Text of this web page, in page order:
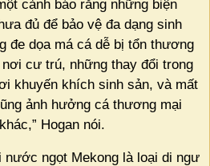
cảnh báo rằng những biện
đủ để bảo vệ đa dạng sinh
đe dọa má cá dễ bị tổn thương
cư trú, những thay đổi trong
khuyến khích sinh sản, và mất
ảnh hưởng cá thương mại
Hogan nói.
nước ngọt Mekong là loại di ngư